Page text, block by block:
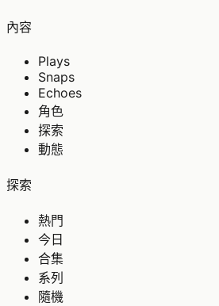
內容
Plays
Snaps
Echoes
角色
探索
動態
探索
熱門
今日
合集
系列
隨機